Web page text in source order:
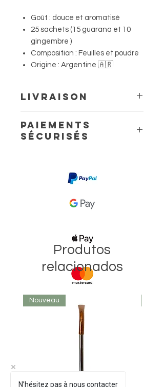
Goût : douce et aromatisé
25 sachets (15 guarana et 10
gingembre )
Composition : Feuilles et poudre
Origine : Argentine 🇦🇷
Livraison
6.60 €
Livraison en point relais à partir
Paiements
sécurisés
Produtos
relacionados
Nouveau
N’hésitez pas à nous contacter